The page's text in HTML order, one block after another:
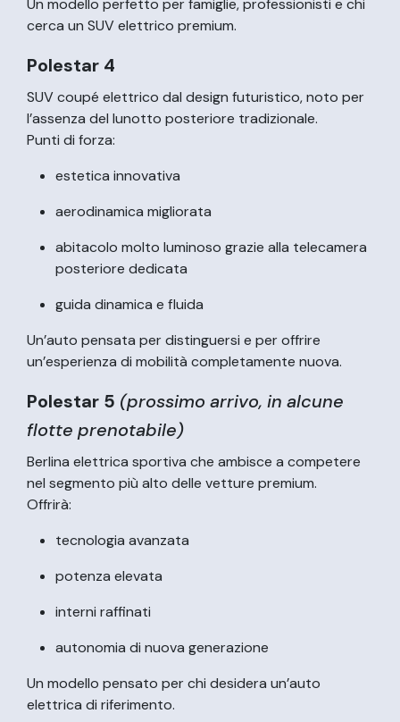
cerca un SUV elettrico premium.
Polestar 4
SUV coupé elettrico dal design futuristico, noto per
l’assenza del lunotto posteriore tradizionale.
Punti di forza:
estetica innovativa
aerodinamica migliorata
abitacolo molto luminoso grazie alla telecamera
posteriore dedicata
guida dinamica e fluida
Un’auto pensata per distinguersi e per offrire
un’esperienza di mobilità completamente nuova.
Polestar 5 (prossimo arrivo, in alcune
flotte prenotabile)
Berlina elettrica sportiva che ambisce a competere
nel segmento più alto delle vetture premium.
Offrirà:
tecnologia avanzata
potenza elevata
interni raffinati
autonomia di nuova generazione
Un modello pensato per chi desidera un’auto
elettrica di riferimento.